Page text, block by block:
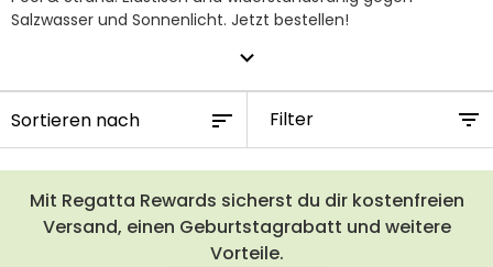
Salzwasser und Sonnenlicht. Jetzt bestellen!
expand_more
Filter
Mit Regatta Rewards sicherst du dir kostenfreien
Versand, einen Geburtstagrabatt und weitere
Vorteile.